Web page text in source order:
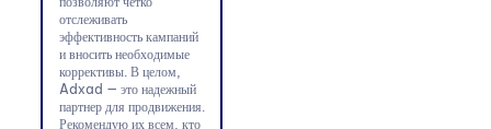
отслеживать
эффективность кампаний
и вносить необходимые
коррективы. В целом,
Adxad — это надежный
партнер для продвижения.
Рекомендую их всем, кто